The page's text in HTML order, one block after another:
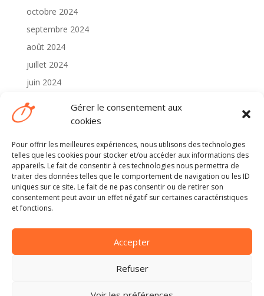
Gérer le consentement aux
cookies
Pour offrir les meilleures expériences, nous utilisons des technologies
telles que les cookies pour stocker et/ou accéder aux informations des
appareils. Le fait de consentir à ces technologies nous permettra de
traiter des données telles que le comportement de navigation ou les ID
uniques sur ce site. Le fait de ne pas consentir ou de retirer son
consentement peut avoir un effet négatif sur certaines caractéristiques
et fonctions.
Accepter
Refuser
octobre 2024
septembre 2024
août 2024
juillet 2024
juin 2024
mai 2024
avril 2024
Catégories
2024
Non classé
Méta
Connexion